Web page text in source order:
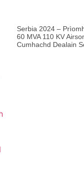
Serbia 2024 –
60 MVA 110 KV
Cumhachd Dealain